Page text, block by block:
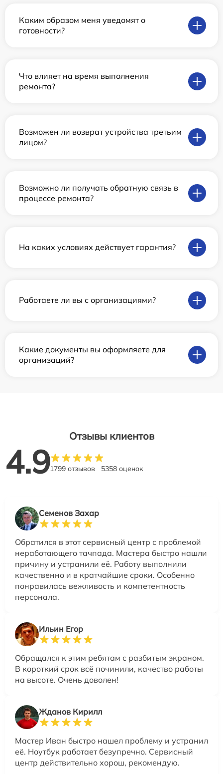
Каким образом меня уведомят о
готовности?
Что влияет на время выполнения
ремонта?
Возможен ли возврат устройства третьим
лицом?
Возможно ли получать обратную связь в
процессе ремонта?
На каких условиях действует гарантия?
Работаете ли вы с организациями?
Какие документы вы оформляете для
организаций?
Отзывы клиентов
4.91799 отзывов 5358 оценок
Семенов Захар
Обратился в этот сервисный центр с проблемой
неработающего тачпада. Мастера быстро нашли
причину и устранили её. Работу выполнили
качественно и в кратчайшие сроки. Особенно
понравилась вежливость и компетентность
персонала.
Ильин Егор
Обращался к этим ребятам с разбитым экраном.
В короткий срок всё починили, качество работы
на высоте. Очень доволен!
Жданов Кирилл
Мастер Иван быстро нашел проблему и устранил
её. Ноутбук работает безупречно. Сервисный
центр действительно хорош, рекомендую.